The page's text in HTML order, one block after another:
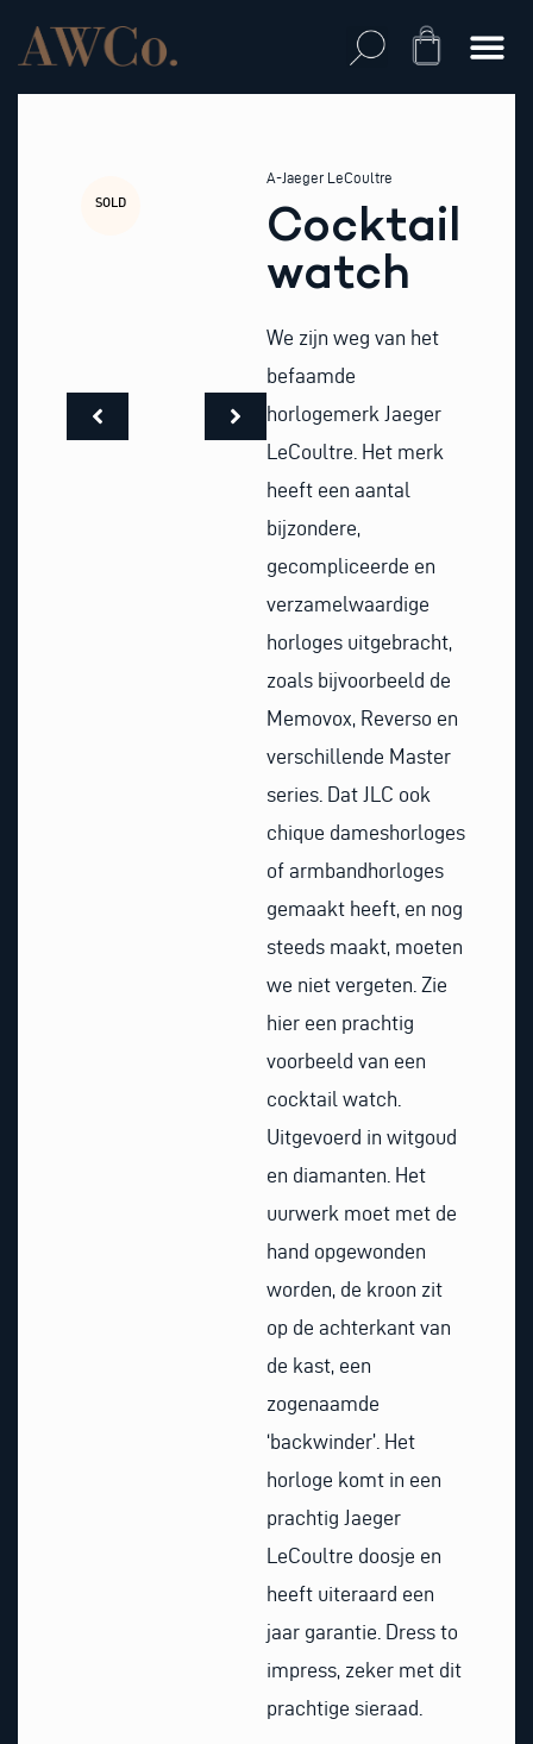
content
Cart
SOLD
A-Jaeger LeCoultre
Cocktail
watch
We zijn weg van het
befaamde
horlogemerk Jaeger
LeCoultre. Het merk
heeft een aantal
bijzondere,
gecompliceerde en
verzamelwaardige
horloges uitgebracht,
zoals bijvoorbeeld de
Memovox, Reverso en
verschillende Master
series. Dat JLC ook
chique dameshorloges
of armbandhorloges
gemaakt heeft, en nog
steeds maakt, moeten
we niet vergeten. Zie
hier een prachtig
voorbeeld van een
cocktail watch.
Uitgevoerd in witgoud
en diamanten. Het
uurwerk moet met de
hand opgewonden
worden, de kroon zit
op de achterkant van
de kast, een
zogenaamde
‘backwinder’. Het
horloge komt in een
prachtig Jaeger
LeCoultre doosje en
heeft uiteraard een
jaar garantie. Dress to
impress, zeker met dit
prachtige sieraad.